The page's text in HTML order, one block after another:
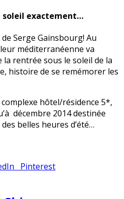
soleil exactement…
Serge Gainsbourg! Au
méditerranéenne va
rentrée sous le soleil de la
histoire de se remémorer les
hôtel/résidence 5*,
décembre 2014 destinée
belles heures d’été…
Pinterest